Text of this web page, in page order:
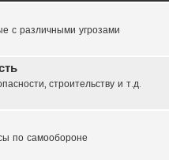
с различными угрозами
строительству и т.д.
по самообороне